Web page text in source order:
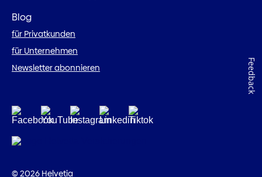
Blog
für Privatkunden
für Unternehmen
Newsletter abonnieren
© 2026 Helvetia
Feedback